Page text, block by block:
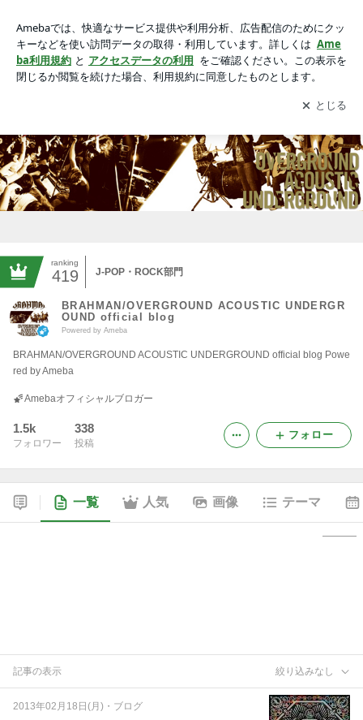
icial blog Powered by Ameba
アプリをダウンロードして ブログの更新通知
を受け取りまし
ょう。
開く
ranking
419 J-POP・ROCK部門
BRAHMAN/OVERGROUND ACOUSTIC UNDERGR
OUND official blog
Powered by Ameba
BRAHMAN/OVERGROUND ACOUSTIC UNDERGROUND official blog Powe
red by Ameba
Amebaオフィシャルブロガー
1.5k
フォロワー
338
投稿
フォロー
一覧 人気 画像 テーマ
記事の表示 絞り込みなし
2013年02月18日(月) ・ ブログ